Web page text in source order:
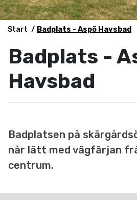
Start Badplats - Aspö Havsbad
Badplats -
Havsbad
Badplatsen på
når lätt med vägfärjan
centrum.